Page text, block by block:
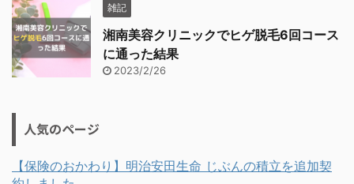
雑記
湘南美容クリニックでヒゲ脱毛6回コース
に通った結果
2023/2/26
人気のページ
【保険のおかわり】明治安田生命 じぶんの積立を追加契